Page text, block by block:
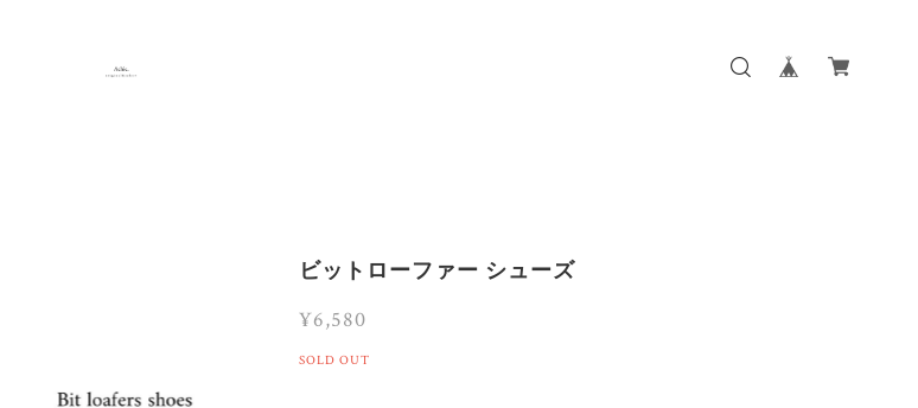
ビットローファー シューズ
¥6,580
SOLD OUT